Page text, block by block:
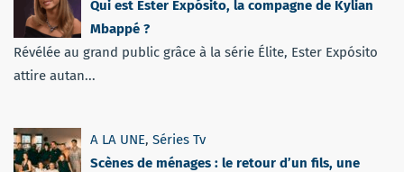
Qui est Ester Expósito, la compagne de Kylian
Mbappé ?
Révélée au grand public grâce à la série Élite, Ester Expósito
attire autan...
A LA UNE, Séries Tv
Scènes de ménages : le retour d’un fils, une